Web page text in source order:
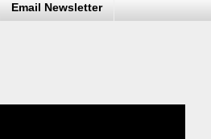
Email Newsletter